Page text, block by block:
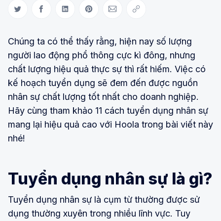
Share on Twitter
Share on Facebook
Share on LinkedIn
Share on Pinterest
Share via Email
Copy link
Chúng ta có thể thấy rằng, hiện nay số lượng
người lao động phổ thông cực kì đông, nhưng
chất lượng hiệu quả thực sự thì rất hiếm. Việc có
kế hoạch tuyển dụng sẽ đem đến được nguồn
nhân sự chất lượng tốt nhất cho doanh nghiệp.
Hãy cùng tham khảo 11 cách tuyển dụng nhân sự
mang lại hiệu quả cao với Hoola trong bài viết này
nhé!
Tuyển dụng nhân sự là gì?
Tuyển dụng nhân sự là cụm từ thường được sử
dụng thường xuyên trong nhiều lĩnh vực. Tuy